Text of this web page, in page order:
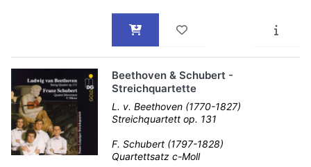
Beethoven & Schubert -
Streichquartette
L. v. Beethoven (1770-1827)
Streichquartett op. 131
F. Schubert (1797-1828)
Quartettsatz c-Moll